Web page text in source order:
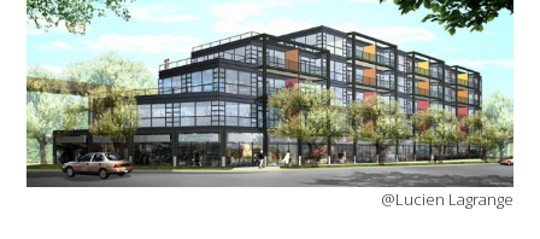
@Lucien Lagrange